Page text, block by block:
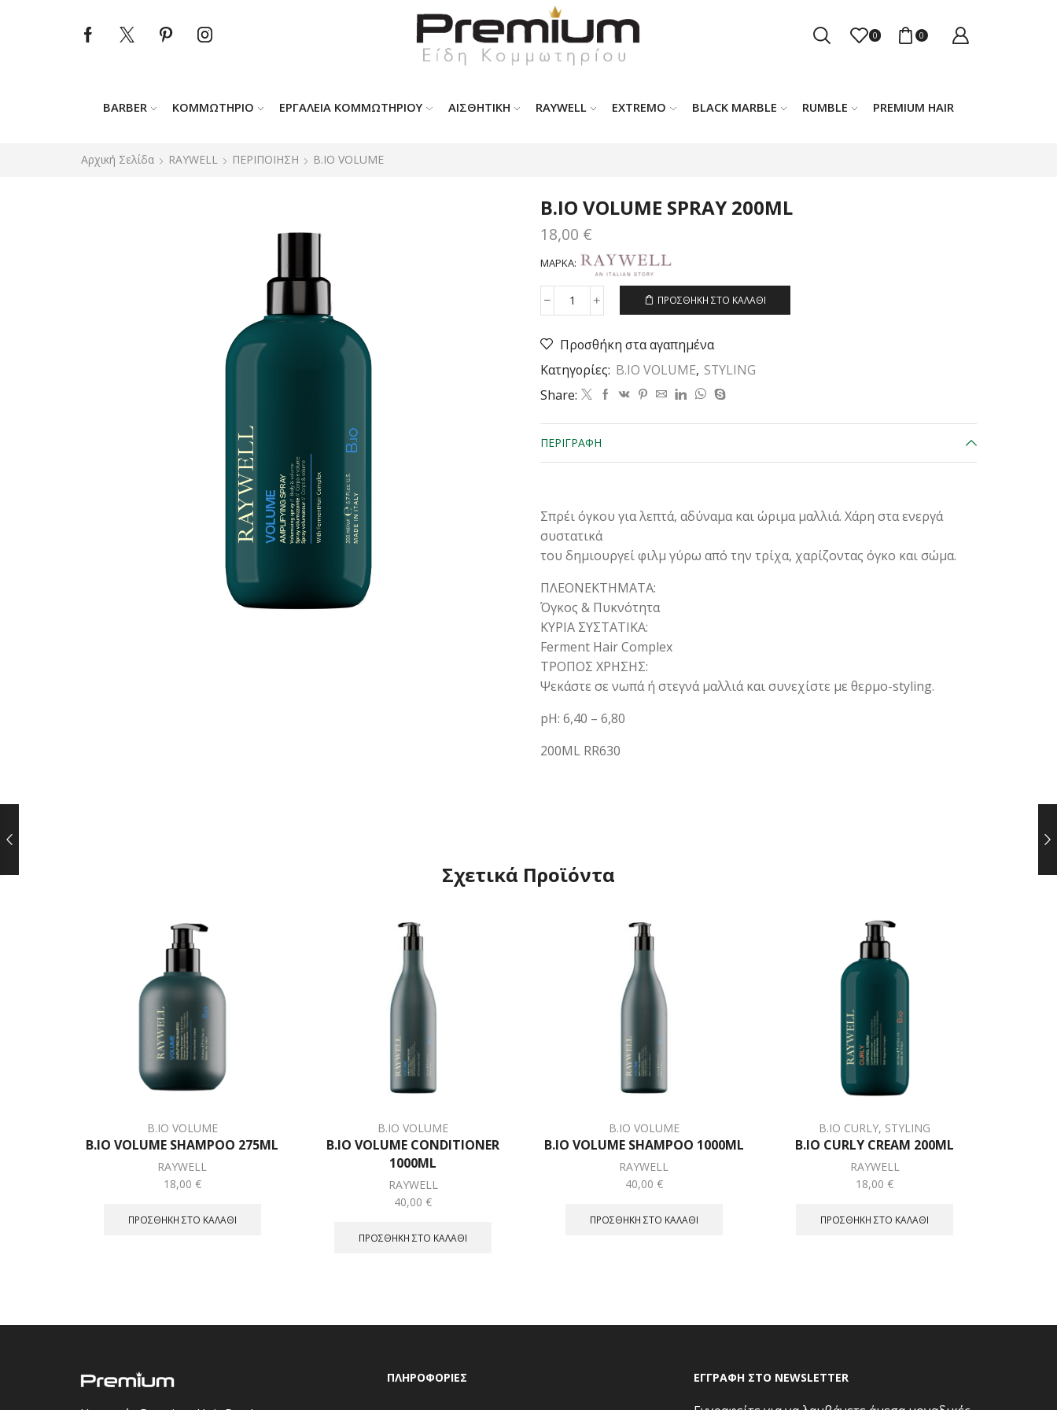
0 0
BARBER ΚΟΜΜΩΤΉΡΙΟ ΕΡΓΑΛΕΊΑ ΚΟΜΜΩΤΗΡΊΟΥ ΑΙΣΘΗΤΙΚΗ RAYWELL EXTREMO BLACK MARBLE RUMBLE PREMIUM HAIR
Αρχική Σελίδα RAYWELL ΠΕΡΙΠΟΙΗΣΗ B.IO VOLUME
B.IO VOLUME SPRAY 200ML
18,00 €
ΜΆΡΚΑ:
B.IO
SPRAY
200ML
ποσότητα
ΠΡΟΣΘΉΚΗ ΣΤΟ ΚΑΛΆΘΙ
Προσθήκη στα αγαπημένα
Κατηγορίες: B.IO VOLUME, STYLING
Share:
ΠΕΡΙΓΡΑΦΉ
Σπρέι όγκου για λεπτά, αδύναμα και ώριμα μαλλιά. Xάρη στα ενεργά
συστατικά
του δημιουργεί φιλμ γύρω από την τρίχα, χαρίζοντας όγκο και σώμα.
ΠΛΕΟΝΕΚΤΗΜΑΤΑ:
Όγκος & Πυκνότητα
ΚΥΡΙΑ ΣΥΣΤΑΤΙΚΑ:
Ferment Ηair Cοmplex
ΤΡΟΠΟΣ ΧΡΗΣΗΣ:
Ψεκάστε σε νωπά ή στεγνά μαλλιά και συνεχίστε με θερμο-styling.
pH: 6,40 – 6,80
200ML RR630
Σχετικά Προϊόντα
B.IO VOLUME
B.IO VOLUME SHAMPOO 275ML
RAYWELL
18,00 €
ΠΡΟΣΘΉΚΗ ΣΤΟ ΚΑΛΆΘΙ
B.IO VOLUME
B.IO VOLUME CONDITIONER
1000ML
RAYWELL
40,00€
ΠΡΟΣΘΉΚΗ ΣΤΟ ΚΑΛΆΘΙ
B.IO VOLUME
B.IO VOLUME SHAMPOO 1000ML
RAYWELL
40,00 €
ΠΡΟΣΘΉΚΗ ΣΤΟ ΚΑΛΆΘΙ
B.IO CURLY, STYLING
B.IO CURLY CREAM 200ML
RAYWELL
18,00€
ΠΡΟΣΘΉΚΗ ΣΤΟ ΚΑΛΆΘΙ
ΠΛΗΡΟΦΟΡΊΕΣ ΕΓΓΡΑΦΗ ΣΤΟ NEWSLETTER